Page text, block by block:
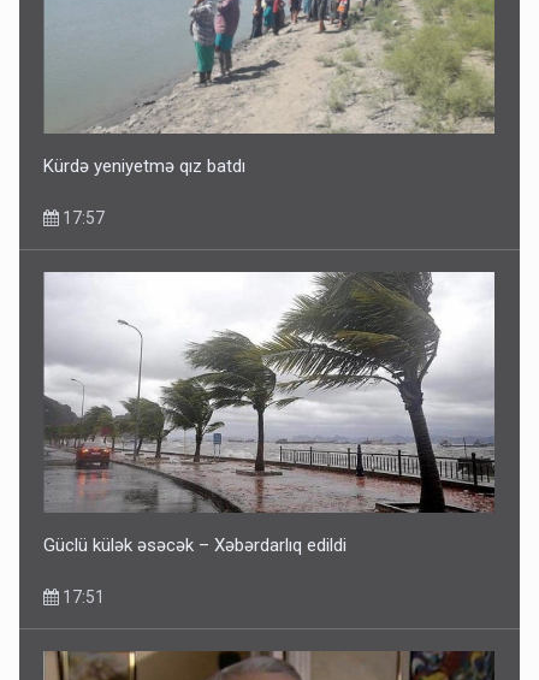
Dünyanı idarə edənlər insanlığın başını bu şou ilə qatır
14:22
Fırıldaqçıların yeni silahı: Süni intellekt - Bunları etməzdən
əvvəl diqqətli olun
10:56
Kürdə yeniyetmə qız batdı
17:57
Güclü külək əsəcək – Xəbərdarlıq edildi
17:51